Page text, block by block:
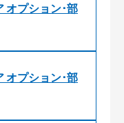
オプション･部
オプション･部